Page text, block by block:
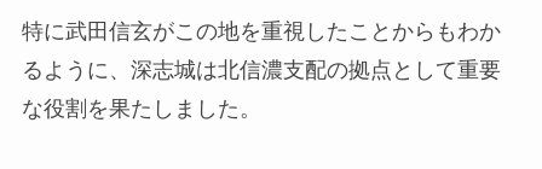
特に武田信玄がこの地を重視したことからもわか
るように、深志城は北信濃支配の拠点として重要
な役割を果たしました。